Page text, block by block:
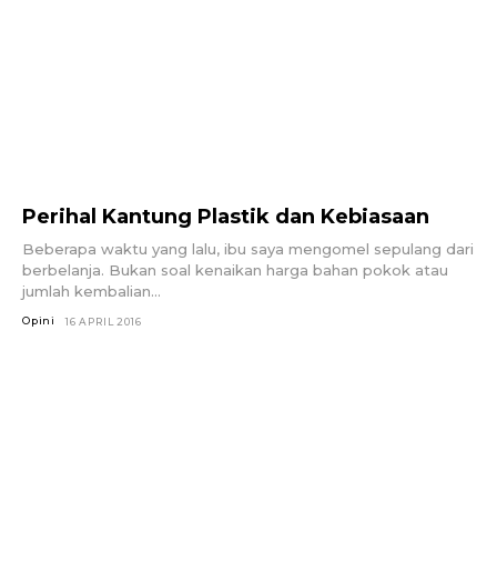
Perihal Kantung Plastik dan Kebiasaan
Beberapa waktu yang lalu, ibu saya mengomel sepulang dari
berbelanja. Bukan soal kenaikan harga bahan pokok atau
jumlah kembalian...
Opini 16 APRIL 2016